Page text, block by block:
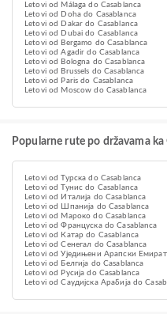
Letovi od Málaga do Casablanca
Letovi od Doha do Casablanca
Letovi od Dakar do Casablanca
Letovi od Dubai do Casablanca
Letovi od Bergamo do Casablanca
Letovi od Agadir do Casablanca
Letovi od Bologna do Casablanca
Letovi od Brussels do Casablanca
Letovi od Paris do Casablanca
Letovi od Moscow do Casablanca
Popularne rute po državama ka
Letovi od Турска do Casablanca
Letovi od Тунис do Casablanca
Letovi od Италија do Casablanca
Letovi od Шпанија do Casablanca
Letovi od Мароко do Casablanca
Letovi od Француска do Casablanca
Letovi od Катар do Casablanca
Letovi od Сенегал do Casablanca
Letovi od Уједињени Арапски
Letovi od Белгија do Casablanca
Letovi od Русија do Casablanca
Letovi od Саудијска Арабија do